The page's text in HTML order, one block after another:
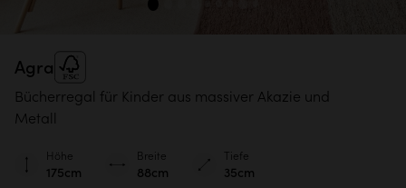
Agra
Bücherregal für Kinder aus massiver Akazie und
Metall
Höhe
175cm
Breite
88cm
Tiefe
35cm